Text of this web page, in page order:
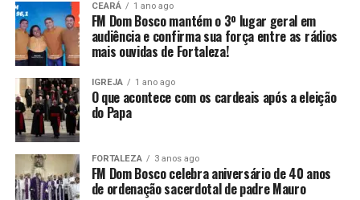
CEARÁ 1 ano ago
FM Dom Bosco mantém o 3º lugar geral em
audiência e confirma sua força entre as rádios
mais ouvidas de Fortaleza!
IGREJA 1 ano ago
O que acontece com os cardeais após a eleição
do Papa
FORTALEZA 3 anos ago
FM Dom Bosco celebra aniversário de 40 anos
de ordenação sacerdotal de padre Mauro